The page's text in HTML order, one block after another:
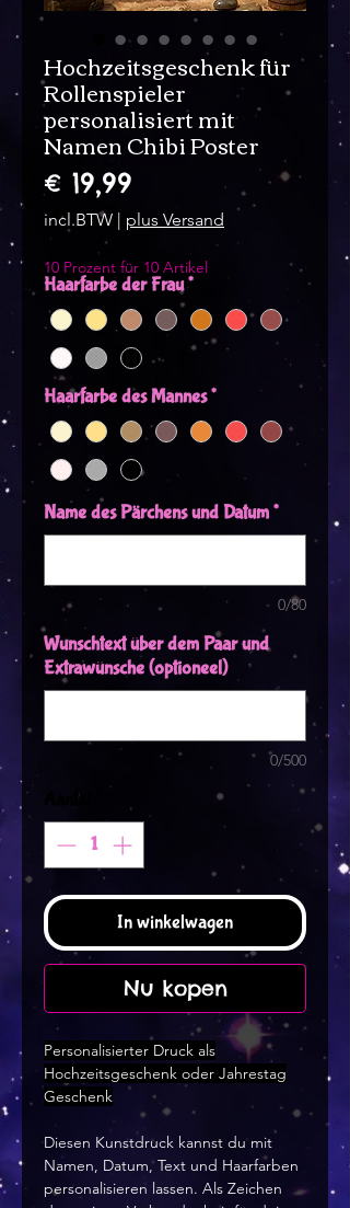
Hochzeitsgeschenk für
Rollenspieler
personalisiert mit
Namen Chibi Poster
€ 19,99
incl.BTW | plus Versand
10 Prozent für 10 Artikel
Haarfarbe der Frau*
Haarfarbe des Mannes*
Name des Pärchens und Datum*
0/80
Wunschtext über dem Paar und
Extrawünsche (optioneel)
0/500
Aantal
In winkelwagen
Nu kopen
Personalisierter Druck als
Hochzeitsgeschenk oder Jahrestag
Geschenk
Diesen Kunstdruck kannst du mit
Namen, Datum, Text und Haarfarben
personalisieren lassen. Als Zeichen